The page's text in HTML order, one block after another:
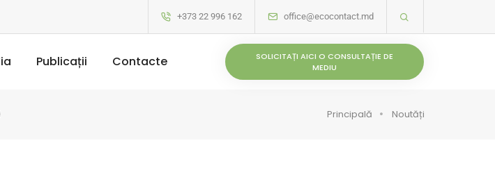
+373 22 996 162 office@ecocontact.md
Publicații Contacte
SOLICITAȚI AICI O CONSULTAȚIE DE
MEDIU
Principală Noutăți